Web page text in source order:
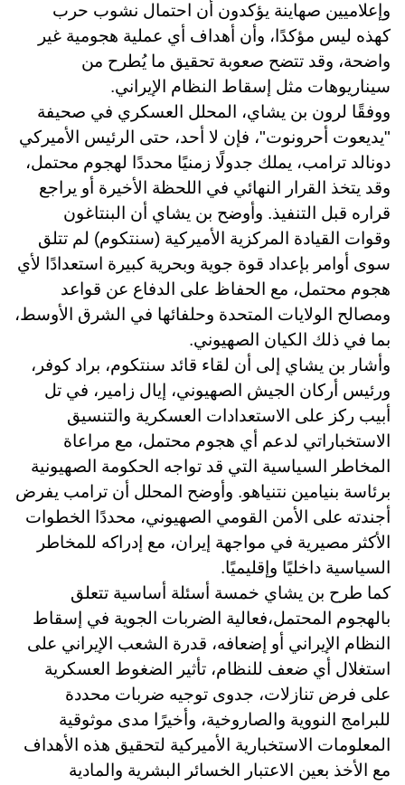
وإعلاميين صهاينة يؤكدون أن احتمال نشوب حرب
كهذه ليس مؤكدًا، وأن أهداف أي عملية هجومية غير
واضحة، وقد تتضح صعوبة تحقيق ما يُطرح من
سيناريوهات مثل إسقاط النظام الإيراني.
ووفقًا لرون بن يشاي، المحلل العسكري في صحيفة
"يديعوت أحرونوت"، فإن لا أحد، حتى الرئيس الأميركي
دونالد ترامب، يملك جدولًا زمنيًا محددًا لهجوم محتمل،
وقد يتخذ القرار النهائي في اللحظة الأخيرة أو يراجع
قراره قبل التنفيذ. وأوضح بن يشاي أن البنتاغون
وقوات القيادة المركزية الأميركية (سنتكوم) لم تتلق
سوى أوامر بإعداد قوة جوية وبحرية كبيرة استعدادًا لأي
هجوم محتمل، مع الحفاظ على الدفاع عن قواعد
ومصالح الولايات المتحدة وحلفائها في الشرق الأوسط،
بما في ذلك الكيان الصهيوني.
وأشار بن يشاي إلى أن لقاء قائد سنتكوم، براد كوفر،
ورئيس أركان الجيش الصهيوني، إيال زامير، في تل
أبيب ركز على الاستعدادات العسكرية والتنسيق
الاستخباراتي لدعم أي هجوم محتمل، مع مراعاة
المخاطر السياسية التي قد تواجه الحكومة الصهيونية
برئاسة بنيامين نتنياهو. وأوضح المحلل أن ترامب يفرض
أجندته على الأمن القومي الصهيوني، محددًا الخطوات
الأكثر مصيرية في مواجهة إيران، مع إدراكه للمخاطر
السياسية داخليًا وإقليميًا.
كما طرح بن يشاي خمسة أسئلة أساسية تتعلق
بالهجوم المحتمل،فعالية الضربات الجوية في إسقاط
النظام الإيراني أو إضعافه، قدرة الشعب الإيراني على
استغلال أي ضعف للنظام، تأثير الضغوط العسكرية
على فرض تنازلات، جدوى توجيه ضربات محددة
للبرامج النووية والصاروخية، وأخيرًا مدى موثوقية
المعلومات الاستخبارية الأميركية لتحقيق هذه الأهداف
مع الأخذ بعين الاعتبار الخسائر البشرية والمادية